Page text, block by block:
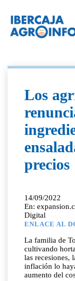
Los
precios
14/09/2022
En:
Digital
ENLACE AL
La familia de
cultivando
las recesiones,
inflación lo
aumento del